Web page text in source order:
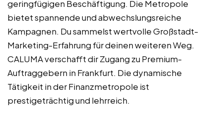
geringfügigen Beschäftigung. Die Metropole
bietet spannende und abwechslungsreiche
Kampagnen. Du sammelst wertvolle Großstadt-
Marketing-Erfahrung für deinen weiteren Weg.
CALUMA verschafft dir Zugang zu Premium-
Auftraggebern in Frankfurt. Die dynamische
Tätigkeit in der Finanzmetropole ist
prestigeträchtig und lehrreich.